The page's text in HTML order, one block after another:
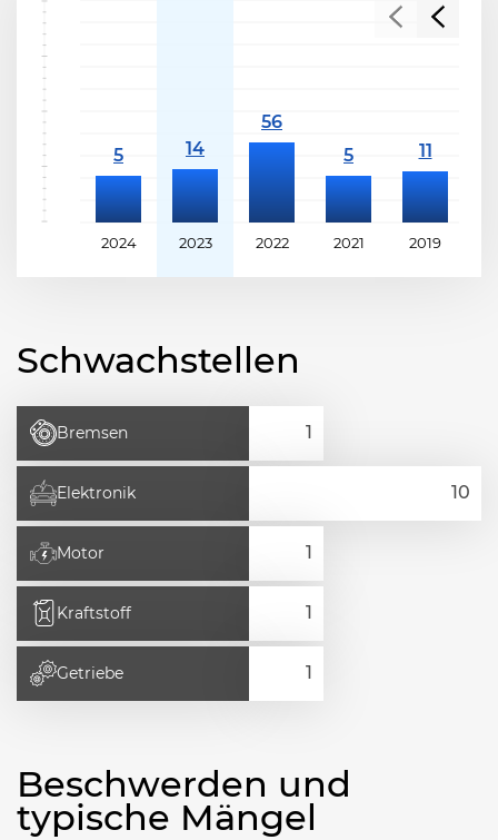
2024 2023 2022 2021 2019
Schwachstellen
Bremsen
Elektronik
Motor
Kraftstoff
Getriebe
Beschwerden und
typische Mängel